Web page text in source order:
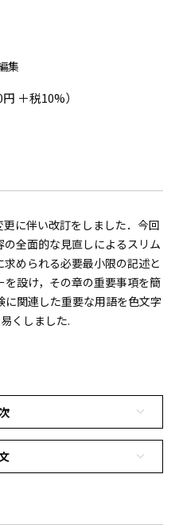
集
＋税10%）
に伴い改訂をしました．今回
全面的な見直しによるスリム
められる必要最小限の記述と
を設け，その章の重要事項を簡
関連した重要な用語を色文字
くしました.